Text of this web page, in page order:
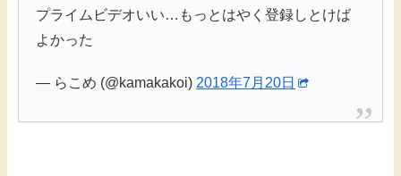
プライムビデオいい…もっとはやく登録しとけば
よかった
— らこめ (@kamakakoi) 2018年7月20日